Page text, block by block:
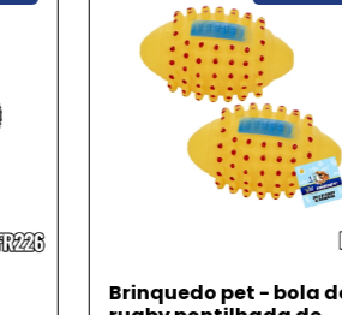
Brinquedo pet - bola